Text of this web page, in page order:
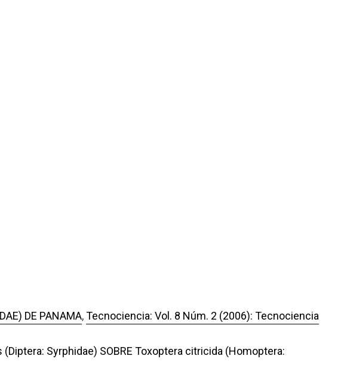
DE PANAMA,Tecnociencia: Vol. 8 Núm. 2 (2006): Tecnociencia
(Diptera: Syrphidae) SOBRE Toxoptera citricida (Homoptera: